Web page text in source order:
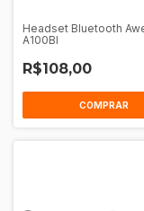
Headset Bluetooth
A100Bl
R$108,00
COMPRAR